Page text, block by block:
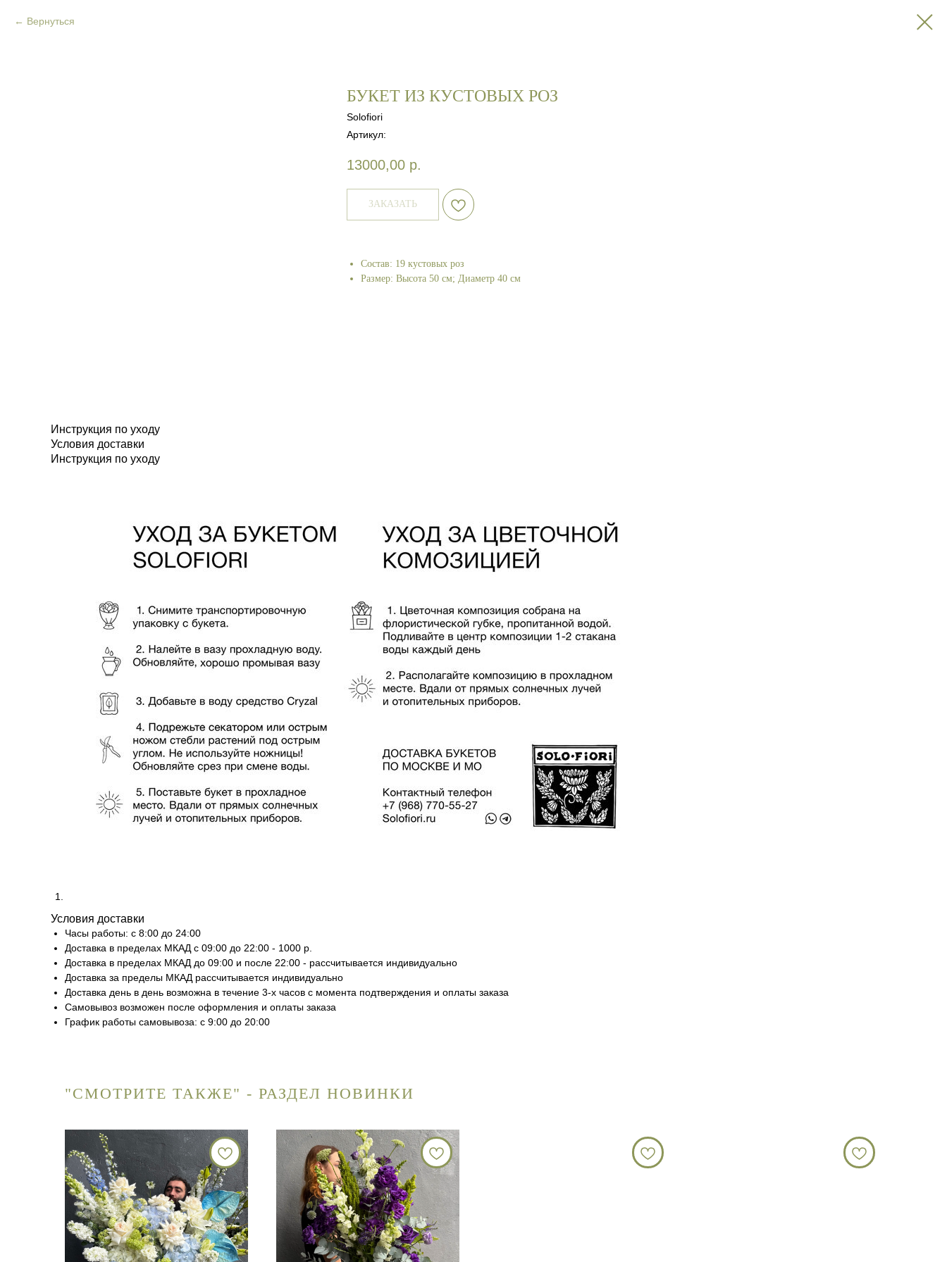
Вернуться
БУКЕТ ИЗ КУСТОВЫХ РОЗ
Solofiori
Артикул:
13000,00 р.
ЗАКАЗАТЬ
Состав: 19 кустовых роз
Размер: Высота 50 см; Диаметр 40 см
Инструкция по уходу
Условия доставки
Инструкция по уходу
Условия доставки
Часы работы: с 8:00 до 24:00
Доставка в пределах МКАД с 09:00 до 22:00 - 1000 р.
Доставка в пределах МКАД до 09:00 и после 22:00 - рассчитывается индивидуально
Доставка за пределы МКАД рассчитывается индивидуально
Доставка день в день возможна в течение 3-х часов с момента подтверждения и оплаты заказа
Самовывоз возможен после оформления и оплаты заказа
График работы самовывоза: с 9:00 до 20:00
"СМОТРИТЕ ТАКЖЕ" - РАЗДЕЛ НОВИНКИ